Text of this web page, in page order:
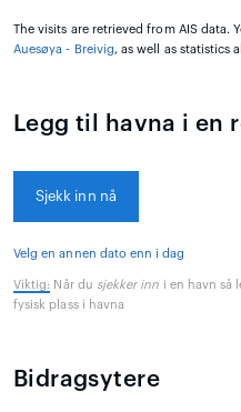
The visits are retrieved from AIS data.
Auesøya - Breivig, as well as statistics
Legg til havna i en
Sjekk inn nå
Velg en annen dato enn i dag
Viktig: Når du sjekker inn i en havn så
fysisk plass i havna
Bidragsytere